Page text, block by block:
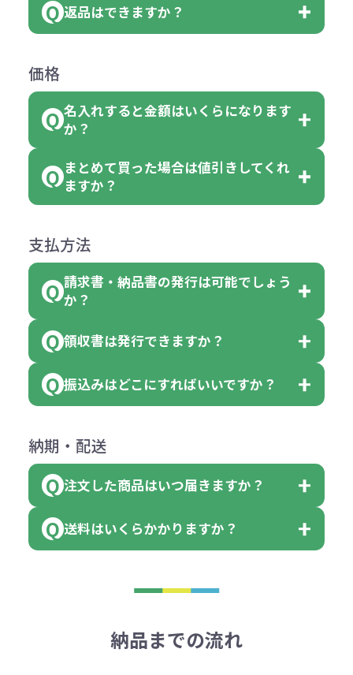
可能です。
但し、ロゴなど名入れ印刷をされる
費用）
れ等分で100個ずつ入って参ります。
（割り切れない場合は数個単位で前
色指定できる商品に付きましては商
品詳細の購入の所で色が選べるよう
になっております。
す。
い。
例えば…
クエアトート」を300個注文した場
クエアトート」は10個単位でしたら
色を指定出来るので、ピンクを100
個、ブルーを90個、イエローを110
【色指定の仕方】
に必要な個数を入力ください。
※10個単位など購入できる単位が決
はまらない数を入力すると、アラー
アラートに従って数を調整してくだ
お客様都合でのキャンセルは、制作
がございます。
ご注文の際は、十分にご確認・ご検
返品はできますか？
めご了承ください。
ただし下記の場合は承っております
●初期不良または不良品（破損、故
障）の場合
合
●名入れ、オリジナルの内容が異な
っていた場合
または返金にて対応させていただき
ます。
その際不良品については送料着払い
ください。
（商品の状態により、対応が変わる
※不良商品をご返却いただけない場
います。あらかじめご了承くださ
※不良商品は商品到着後7営業日以
価格
名入れすると金額はいくらになります
か？
名入れありの場合の代金の計算方法
は下記の通りです。
計算例：
＜1色印刷の場合＞
（提供価格（商品代）+名入れ費用
（印刷代））×枚数+製版代
（提供価格（商品代）+名入れ費用
×色数
※例えば2色印刷の場合には、名入
れ費用が2倍、製版代が2倍必要で
す。
相談下さい。
なお、印刷代はボリュームディスカ
まとめて買った場合は値引きしてくれ
ますか？
商品によりますが、お見積もりさせ
ていただきます。
見積もりサポートから個別でお問い
支払方法
請求書・納品書の発行は可能でしょう
か？
会員様はマイページより各種帳票の
ダウンロードが可能です。
詳しくはこちらはご確認ください。
領収書のダウンロード
領収書は発行できますか？
会員様はマイページより各種帳票の
詳しくはこちらはご確認ください。
領収書のダウンロード
振込みはどこにすればいいですか？
下記口座にお願いします。
■三菱UFJ銀行
小田井支店（おたいしてん）
■ゆうちょ銀行（振替口座）
口座名 株式会社モノベーション
納期・配送
注文した商品はいつ届きますか？
既製品の場合、ご入金確認後3営業
ご入金確認後約3週間となります。
定しているものもあります。
送料はいくらかかりますか？
き別途申し受けます。
納品までの流れ